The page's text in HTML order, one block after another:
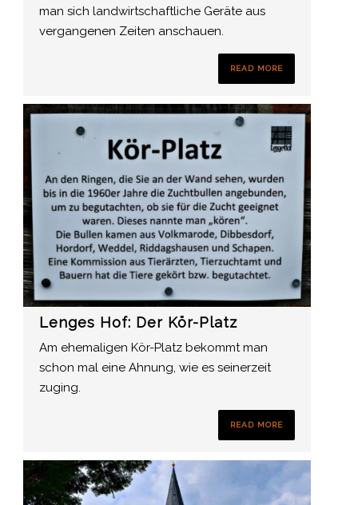
man sich landwirtschaftliche Geräte aus
vergangenen Zeiten anschauen.
READ MORE
Lenges Hof: Der Kör-Platz
Am ehemaligen Kör-Platz bekommt man
schon mal eine Ahnung, wie es seinerzeit
zuging.
READ MORE